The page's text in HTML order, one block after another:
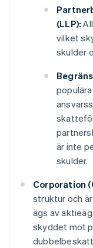
(LLP):
vilket
skulder
är inte
skulder.
Corporation
struktur och
ägs av
skyddet mot